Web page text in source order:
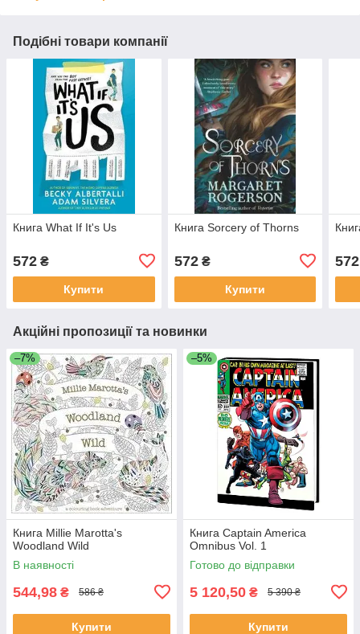
Подібні товари компанії
Книга What If It's Us
572 ₴
Купити
Книга Sorcery of Thorns
572₴
Купити
572
Акційні пропозиції та новинки
–7%
Книга Millie Marotta's
Woodland Wild
В наявності
544,98 ₴ 586 ₴
Купити
–5%
Книга Captain America
Omnibus Vol. 1
Готово до відправки
5 120,50 ₴ 5 390 ₴
Купити